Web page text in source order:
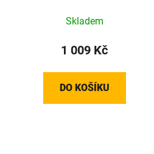
skládací
Skladem
1 009 Kč
DO KOŠÍKU